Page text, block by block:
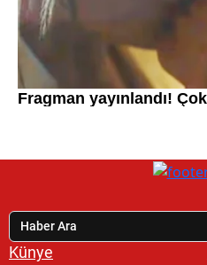
Künye